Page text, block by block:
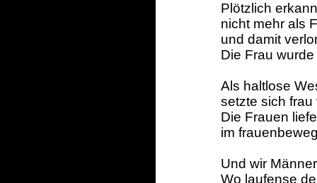
Plötzlich
nicht mehr als
und damit
Die Frau
Als haltlose
setzte sich
Die Frauen
im
Und wir
Wo laufense